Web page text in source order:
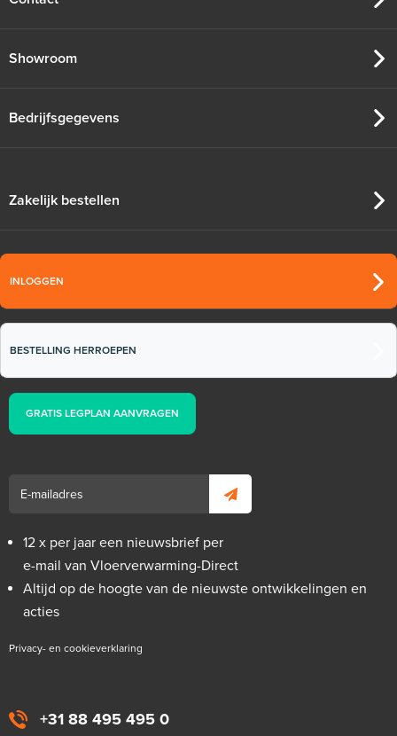
+31 88 495 495 0
Showroom
Bedrijfsgegevens
Zakelijk bestellen
INLOGGEN
BESTELLING HERROEPEN
GRATIS LEGPLAN AANVRAGEN
12 x per jaar een nieuwsbrief per
e-mail van Vloerverwarming-Direct
Altijd op de hoogte van de nieuwste ontwikkelingen en
acties
Privacy- en cookieverklaring